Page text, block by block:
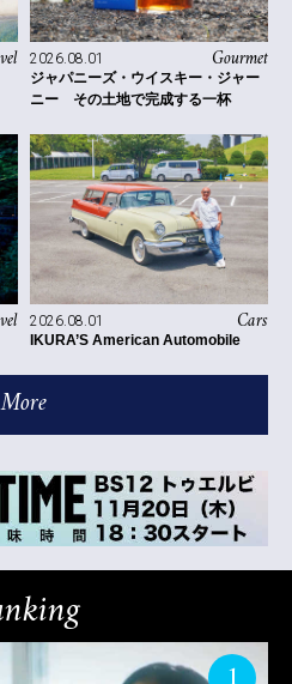
Gourmet
2026.08.01
ジャパニーズ・ウイスキー・ジャー
ニー その土地で完成する一杯
Cars
2026.08.01
IKURA’S American Automobile
More